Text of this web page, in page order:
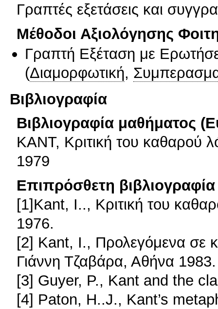
Γραπτές εξετάσεις και
Μέθοδοι Αξιολόγησης
Γραπτή Εξέταση με
(Διαμορφωτική,
Βιβλιογραφία
Βιβλιογραφία μαθήματος
ΚΑΝΤ, Κριτική του καθαρού
1979
Επιπρόσθετη βιβλιογραφία
[1]Kant, I.., Κριτική του
1976.
[2] Kant, I., Προλεγόμενα σε
Γιάννη Τζαβάρα, Αθήνα 1983.
[3] Guyer, P., Kant and the
[4] Paton, H..J., Kant’s